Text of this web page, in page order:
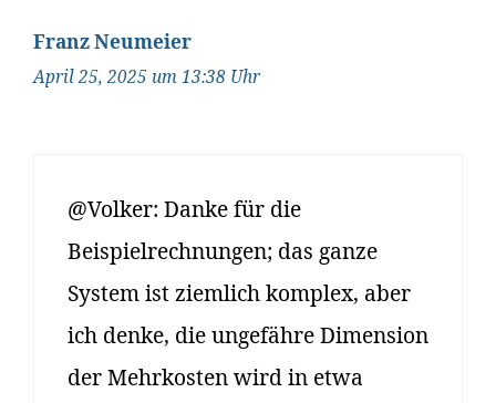
Franz Neumeier
April 25, 2025 um 13:38 Uhr
@Volker: Danke für die
Beispielrechnungen; das ganze
System ist ziemlich komplex, aber
ich denke, die ungefähre Dimension
der Mehrkosten wird in etwa